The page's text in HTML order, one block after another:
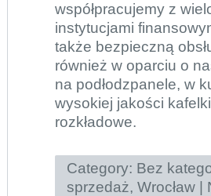
współpracujemy z
instytucjami
także bezpieczną
również w oparciu o
na podłodzpanele, w
wysokiej jakości
rozkładowe.
Category: Bez
sprzedaż, Wrocław